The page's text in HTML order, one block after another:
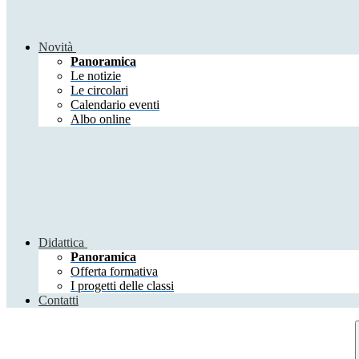
Novità
Panoramica
Le notizie
Le circolari
Calendario eventi
Albo online
Didattica
Panoramica
Offerta formativa
I progetti delle classi
Contatti